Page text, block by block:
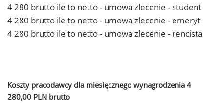
4 280 brutto ile to netto - umowa zlecenie - student
4 280 brutto ile to netto - umowa zlecenie - emeryt
4 280 brutto ile to netto - umowa zlecenie - rencista
Koszty pracodawcy dla miesięcznego wynagrodzenia 4
280,00 PLN brutto